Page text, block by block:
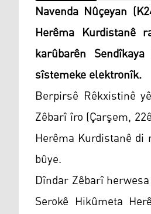
Navenda Nûçeyan
Herêma Kurdistanê
karûbarên
sîstemeke elektronîk.
Berpirsê Rêkxistinê
Zêbarî îro (Çarşem,
Herêma Kurdistanê
bûye.
Dîndar Zêbarî
Serokê Hikûmeta